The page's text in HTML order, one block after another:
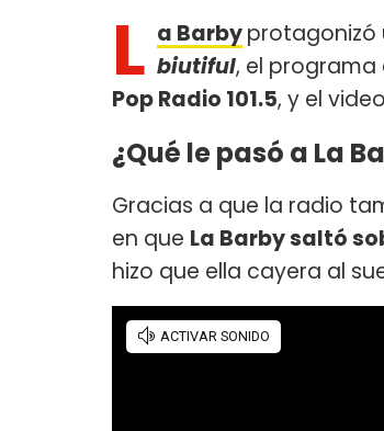
L a Barbyprotagonizó
biutiful, el
Pop Radio 101.5, y el
¿Qué le pasó a La
Gracias a que la radio
en que La Barby saltó
hizo que ella cayera al